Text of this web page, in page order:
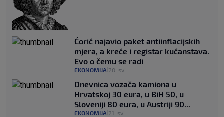
Ćorić najavio paket antiinflacijskih
mjera, a kreće i registar kućanstava.
Evo o čemu se radi
EKONOMIJA 20. svi.
Dnevnica vozača kamiona u
Hrvatskoj 30 eura, u BiH 50, u
Sloveniji 80 eura, u Austriji 90...
EKONOMIJA 21. svi.